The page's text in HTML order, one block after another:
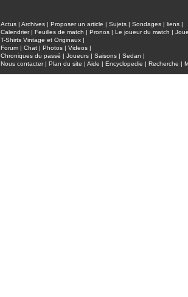
Actus | Archives | Proposer un article | Sujets | Sondages | liens |
Calendrier| Feuilles de match | Pronos | Le joueur du match |
T-Shirts Vintage et Originaux |
Forum | Chat | Photos | Videos |
Chroniques du passé | Joueurs | Saisons | Sedan |
Nous contacter| Plan du site | Aide | Encyclopedie | Recherche |